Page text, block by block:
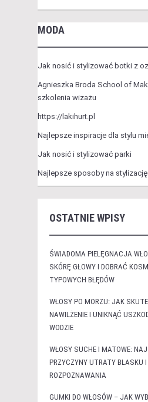
MODA
Jak nosić i stylizować botki z
Agnieszka Broda School of
szkolenia wizażu
https://lakihurt.pl
Najlepsze inspiracje dla stylu
Jak nosić i stylizować parki
Najlepsze sposoby na
OSTATNIE WPISY
ŚWIADOMA PIELĘGNACJA
SKÓRĘ GŁOWY I DOBRAĆ
TYPOWYCH BŁĘDÓW
WŁOSY PO MORZU: JAK
NAWILŻENIE I UNIKNĄĆ
WODZIE
WŁOSY SUCHE I MATOWE:
PRZYCZYNY UTRATY BLASKU
ROZPOZNAWANIA
GUMKI DO WŁOSÓW – JAK